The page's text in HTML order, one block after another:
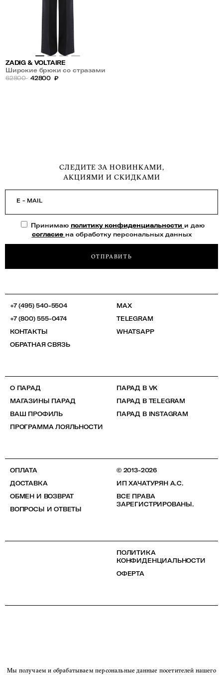
ZADIG & VOLTAIRE
Широкие брюки со стразами
62800 42800 ₽
СЛЕДИТЕ ЗА НОВИНКАМИ,
АКЦИЯМИ И СКИДКАМИ
E - MAIL
Принимаю политику конфиденциальности и даю
согласие на обработку персональных данных
ОТПРАВИТЬ
+7 (495) 540-5504
+7 (800) 555-0474
КОНТАКТЫ
ОБРАТНАЯ СВЯЗЬ
MAX
TELEGRAM
WHATSAPP
О ПАРАД
МАГАЗИНЫ ПАРАД
ВАШ ПРОФИЛЬ
ПРОГРАММА ЛОЯЛЬНОСТИ
ПАРАД В VK
ПАРАД В TELEGRAM
ПАРАД В INSTAGRAM
ОПЛАТА
ДОСТАВКА
ОБМЕН И ВОЗВРАТ
ВОПРОСЫ И ОТВЕТЫ
© 2013-2026
ИП ХАЧАТУРЯН А.С.
ВСЕ ПРАВА
ЗАРЕГИСТРИРОВАНЫ.
ПОЛИТИКА
КОНФИДЕНЦИАЛЬНОСТИ
ОФЕРТА
Мы получаем и обрабатываем персональные данные посетителей нашего